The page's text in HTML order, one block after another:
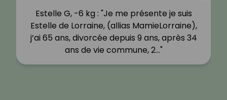
Estelle G, -6 kg : "Je me présente je suis
Estelle de Lorraine, (allias MamieLorraine),
j’ai 65 ans, divorcée depuis 9 ans, après 34
ans de vie commune, 2…"